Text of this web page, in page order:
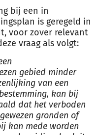
bij een in
is geregeld in
voor zover relevant
vraag als volgt:
gebied minder
van een
kan bij
dat het verboden
gronden of
kan mede worden